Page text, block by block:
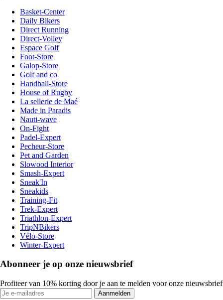
Basket-Center
Daily Bikers
Direct Running
Direct-Volley
Espace Golf
Foot-Store
Galop-Store
Golf and co
Handball-Store
House of Rugby
La sellerie de Maé
Made in Paradis
Nauti-wave
On-Fight
Padel-Expert
Pecheur-Store
Pet and Garden
Slowood Interior
Smash-Expert
Sneak'In
Sneakids
Training-Fit
Trek-Expert
Triathlon-Expert
TripNBikers
Vélo-Store
Winter-Expert
Abonneer je op onze nieuwsbrief
Profiteer van 10% korting door je aan te melden voor onze nieuwsbrief
Aanmelden